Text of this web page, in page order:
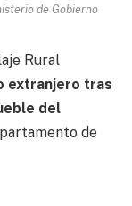
de Gobierno
Rural
extranjero tras
del
de